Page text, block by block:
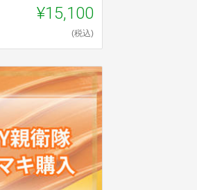
¥15,100
(税込)